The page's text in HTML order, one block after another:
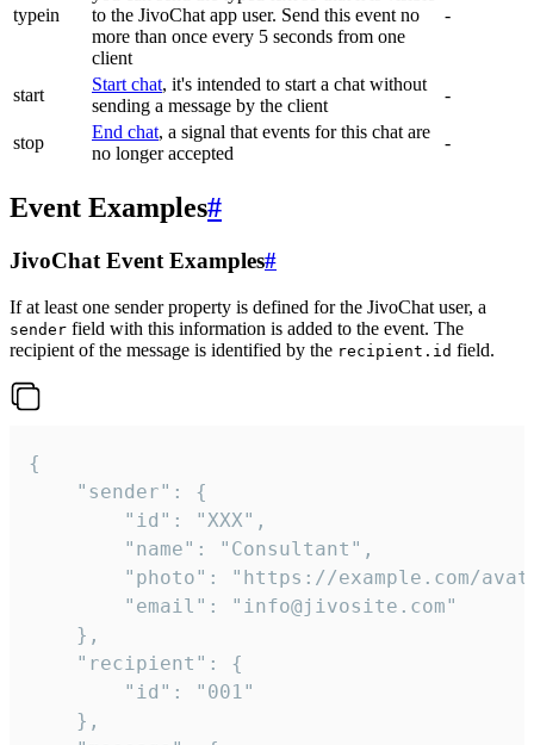
typein
to the JivoChat app user. Send this event no
more than once every 5 seconds from one
client
-
start
Start chat, it's intended to start a chat without
sending a message by the client
-
stop
End chat, a signal that events for this chat are
no longer accepted
-
Event Examples#
JivoChat Event Examples#
If at least one sender property is defined for the JivoChat user, a
sender field with this information is added to the event. The
recipient of the message is identified by the recipient.id field.
{